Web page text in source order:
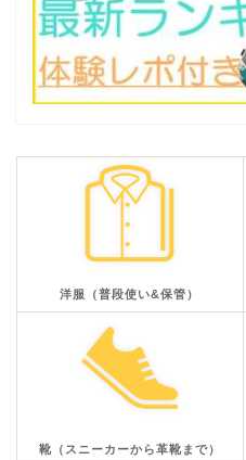
洋服（普段使い&保管）
靴（スニーカーから革靴まで）